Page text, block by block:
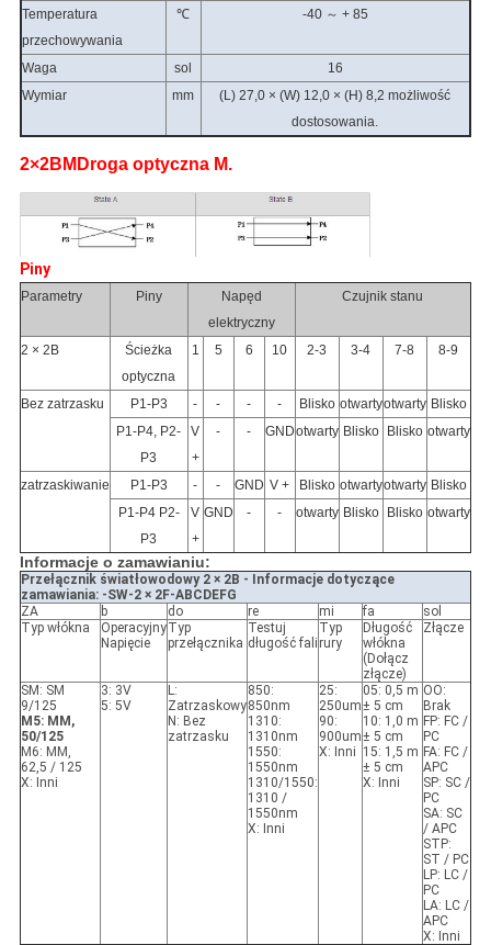
Temperatura
przechowywania
℃ -40 ～ + 85
Waga sol
16
Wymiar
mm
(L) 27,0 × (W) 12,0 × (H) 8,2 możliwość
dostosowania.
2×2B M Droga optyczna M.
Piny
Parametry Piny
Napęd
elektryczny
Czujnik stanu
2 × 2B
Ścieżka
optyczna
1 5 6 10 2-3 3-4 7-8 8-9
Bez zatrzasku P1-P3 - - - - Blisko otwartyotwarty Blisko
P1-P4, P2-
P3
V
+
- - GNDotwarty Blisko Blisko otwarty
zatrzaskiwanie P1-P3 - - GND V + Blisko otwartyotwarty Blisko
P1-P4 P2-
P3
V
+
GND - - otwarty Blisko Blisko otwarty
Informacje o zamawianiu:
Przełącznik światłowodowy 2 × 2B - Informacje dotyczące
zamawiania: -SW-2 × 2F-ABCDEFG
ZA
b do re mi fa
sol
Typ włókna
Operacyjny
Napięcie
Typ
przełącznika
Testuj
długość fali
Typ
rury
Długość
włókna
(Dołącz
złącze)
Złącze
SM: SM
9/125
M5: MM,
50/125
M6: MM,
62,5 / 125
X: Inni
3: 3V
5: 5V
L:
Zatrzaskowy
N: Bez
zatrzasku
850:
850nm
1310:
1310nm
1550:
1550nm
1310/1550:
1310 /
1550nm
X: Inni
25:
250um
90:
900um
X: Inni
05: 0,5 m
± 5 cm
10: 1,0 m
± 5 cm
15: 1,5 m
± 5 cm
X: Inni
OO:
Brak
FP: FC /
PC
FA: FC /
APC
SP: SC /
PC
SA: SC
/ APC
STP:
ST / PC
LP: LC /
PC
LA: LC /
APC
X: Inni